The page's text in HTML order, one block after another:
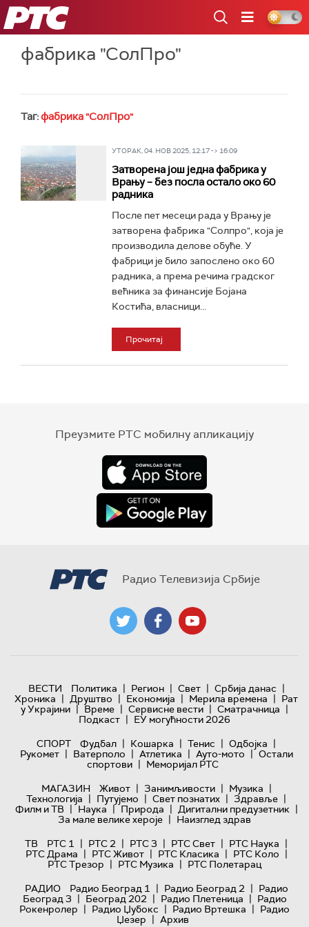
РТС
фабрика "СолПро"
Таг:фабрика "СолПро"
УТОРАК, 04. НОВ 2025, 12:17 -> 16:09
Затворена још једна фабрика у
Врању – без посла остало око 60
радника
После пет месеци рада у Врању је
затворена фабрика "Солпро", која је
производила делове обуће. У
фабрици је било запослено око 60
радника, а према речима градског
већника за финансије Бојана
Костића, власници...
Прочитај
Преузмите РТС мобилну апликацију
Радио Телевизија Србије
ВЕСТИ Политика | Регион | Свет | Србија данас |
Хроника | Друштво | Економија | Мерила времена | Рат
у Украјини | Време | Сервисне вести | Сматрачница |
Подкаст | ЕУ могућности 2026
СПОРТ
Фудбал | Кошарка | Тенис | Одбојка |
Рукомет | Ватерполо | Атлетика | Ауто-мото | Остали
спортови | Меморијал РТС
МАГАЗИН
Живот | Занимљивости | Музика |
Технологијa | Путујемо | Свет познатих | Здравље |
Филм и ТВ | Наука | Природа | Дигитални предузетник |
За мале велике хероје | Наизглед здрав
ТВ
РТС 1 | РТС 2 | РТС 3 | РТС Свет | РТС Наука |
РТС Драма | РТС Живот | РТС Класика | РТС Коло |
РТС Трезор | РТС Музика | РТС Полетарац
РАДИО
Радио Београд 1 | Радио Београд 2 | Радио
Београд 3 | Београд 202 | Радио Плетеница | Радио
Рокенролер | Радио Џубокс | Радио Вртешка | Радио
Џезер | Архив